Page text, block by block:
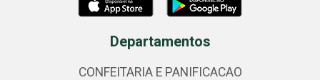
Departamentos
CONFEITARIA E PANIFICACAO